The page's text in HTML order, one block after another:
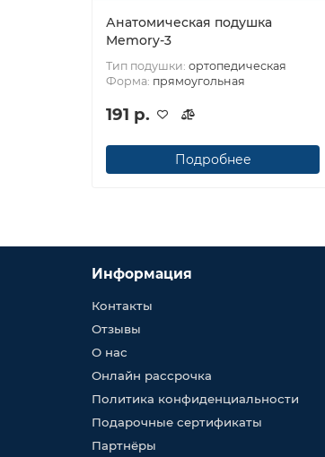
Анатомическая подушка
Memory-3
Тип подушки: ортопедическая
Форма: прямоугольная
191 р.
Подробнее
Информация
Контакты
Отзывы
О нас
Онлайн рассрочка
Политика конфиденциальности
Подарочные сертификаты
Партнёры